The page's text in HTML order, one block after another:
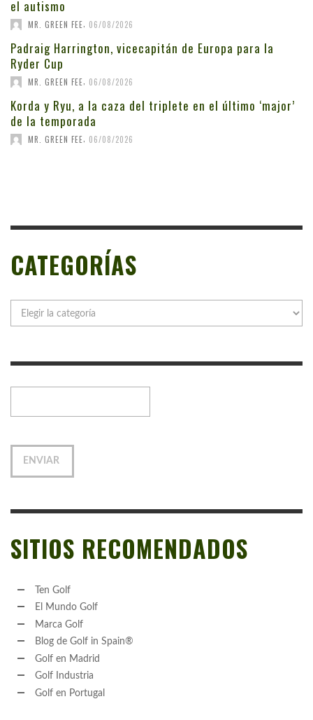
el autismo
MR. GREEN FEE, 06/08/2026
Padraig Harrington, vicecapitán de Europa para la
Ryder Cup
MR. GREEN FEE 06/08/2026
Korda y Ryu, a la caza del triplete en el último ‘major’
de la temporada
MR. GREEN FEE 06/08/2026
CATEGORÍAS
SITIOS RECOMENDADOS
Ten Golf
El Mundo Golf
Marca Golf
Blog de Golf in Spain®
Golf en Madrid
Golf Industria
Golf en Portugal